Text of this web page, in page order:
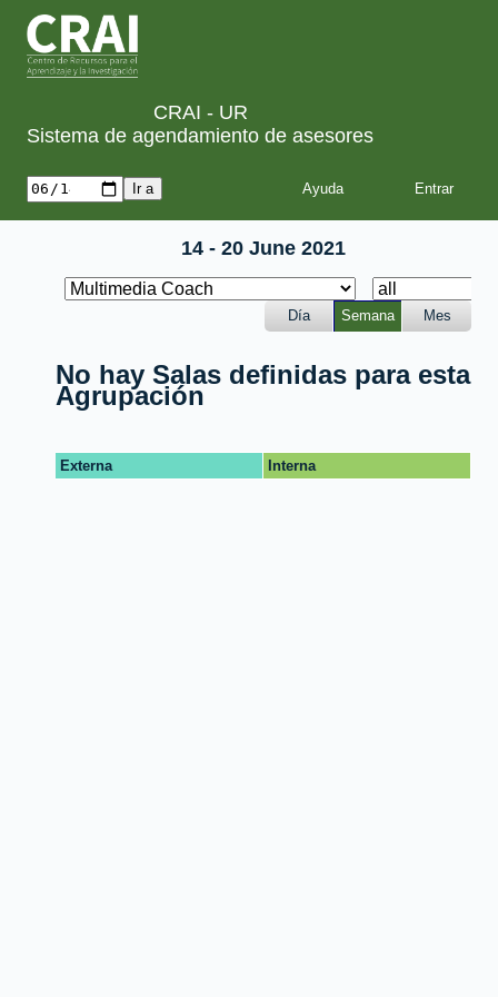
CRAI - UR
Sistema de agendamiento de asesores
Ayuda
14 - 20 June 2021
Día Semana Mes
No hay Salas definidas para esta
Agrupación
Externa Interna